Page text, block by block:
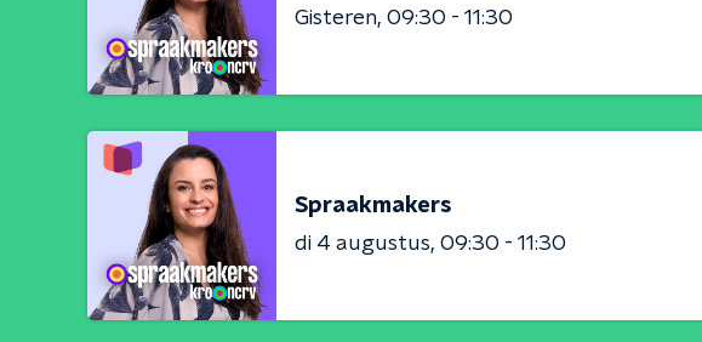
Gisteren 09:30 - 11:30
Spraakmakers
di 4 augustus 09:30 - 11:30